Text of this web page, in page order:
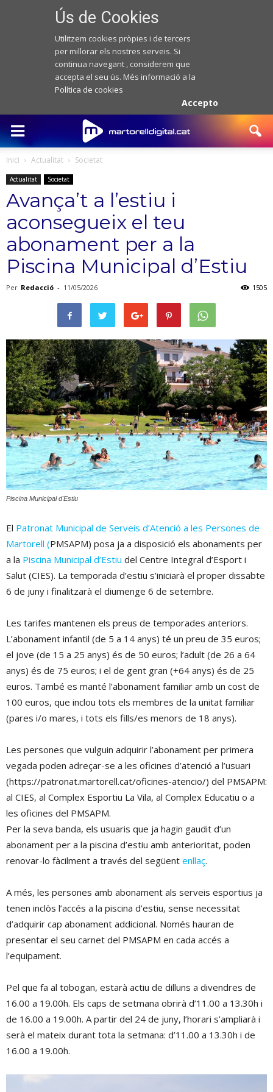
Ús de Cookies
Utilitzem cookies pròpies i de tercers
per millorar els nostres serveis. Si
continua navegant , considerem que
accepta el seu ús. Més informació a la
Política de cookies
Accepto
Inici Actualitat Societat
Actualitat Societat
Avança’t a l’estiu i
aconsegueix el teu
abonament per a la
Piscina Municipal d’Estiu
Per Redacció - 11/05/2026 1505
Piscina Municipal d'Estiu
El Patronat Municipal de Serveis d’Atenció a les Persones de
Martorell (PMSAPM) posa ja a disposició els abonaments per
a la Piscina Municipal d’Estiu del Centre Integral d’Esport i
Salut (CIES). La temporada d’estiu s’iniciarà el proper dissabte
6 de juny i finalitzarà el diumenge 6 de setembre.
Les tarifes mantenen els preus de temporades anteriors.
L’abonament infantil (de 5 a 14 anys) té un preu de 35 euros;
el jove (de 15 a 25 anys) és de 50 euros; l’adult (de 26 a 64
anys) és de 75 euros; i el de gent gran (+64 anys) és de 25
euros. També es manté l’abonament familiar amb un cost de
100 euros, que inclou tots els membres de la unitat familiar
(pares i/o mares, i tots els fills/es menors de 18 anys).
Les persones que vulguin adquirir l’abonament per primera
vegada poden adreçar-se a les oficines d’atenció a l’usuari
(https://patronat.martorell.cat/oficines-atencio/) del PMSAPM:
al CIES, al Complex Esportiu La Vila, al Complex Educatiu o a
les oficines del PMSAPM.
Per la seva banda, els usuaris que ja hagin gaudit d’un
abonament per a la piscina d’estiu amb anterioritat, poden
renovar-lo fàcilment a través del següent enllaç.
A més, les persones amb abonament als serveis esportius ja
tenen inclòs l’accés a la piscina d’estiu, sense necessitat
d’adquirir cap abonament addicional. Només hauran de
presentar el seu carnet del PMSAPM en cada accés a
l’equipament.
Pel que fa al tobogan, estarà actiu de dilluns a divendres de
16.00 a 19.00h. Els caps de setmana obrirà d’11.00 a 13.30h i
de 16.00 a 19.00h. A partir del 24 de juny, l’horari s’ampliarà i
serà el mateix durant tota la setmana: d’11.00 a 13.30h i de
16.00 a 19.00h.